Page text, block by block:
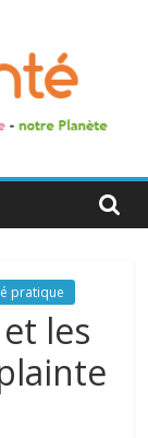
pratique
les